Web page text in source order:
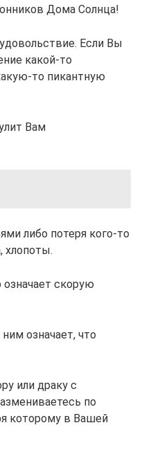
Дома Солнца!
Если Вы
какой-то
то пикантную
Вам
либо потеря кого-то
хлопоты.
скорую
означает, что
или драку с
по
которому в Вашей